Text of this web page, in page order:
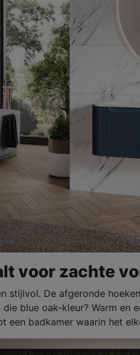
voor zachte
stijlvol. De afgeronde
blue oak-kleur? Warm en
een badkamer waarin het